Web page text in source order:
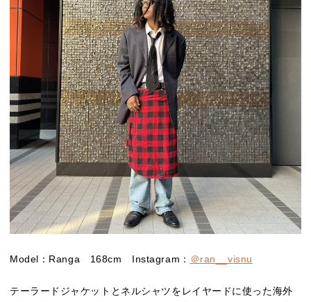
Model：Ranga 168cm Instagram： ＠ran__visnu
テーラードジャケットとネルシャツをレイヤードに使った海外